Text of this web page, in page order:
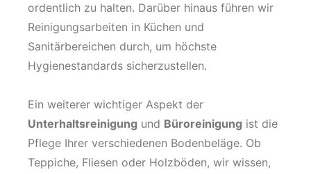
ordentlich zu halten. Darüber hinaus führen wir
Reinigungsarbeiten in Küchen und
Sanitärbereichen durch, um höchste
Hygienestandards sicherzustellen.
Ein weiterer wichtiger Aspekt der
Unterhaltsreinigung und Büroreinigung ist die
Pflege Ihrer verschiedenen Bodenbeläge. Ob
Teppiche, Fliesen oder Holzböden, wir wissen,